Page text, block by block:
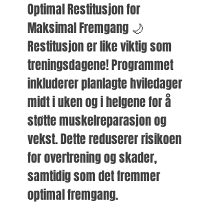
Optimal Restitusjon for
Maksimal Fremgang 🌙
Restitusjon er like viktig som
treningsdagene! Programmet
inkluderer planlagte hviledager
midt i uken og i helgene for å
støtte muskelreparasjon og
vekst. Dette reduserer risikoen
for overtrening og skader,
samtidig som det fremmer
optimal fremgang.